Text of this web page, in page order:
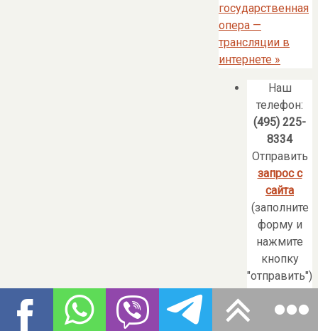
государственная
опера —
трансляции в
интернете »
Наш
телефон:
(495) 225-
8334
Отправить
запрос с
сайта
(заполните
форму и
нажмите
кнопку
"отправить")
Наши
сотрудники